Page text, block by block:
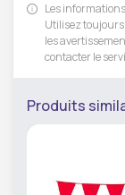
Les
Utilisez
les
contacter le
Produits